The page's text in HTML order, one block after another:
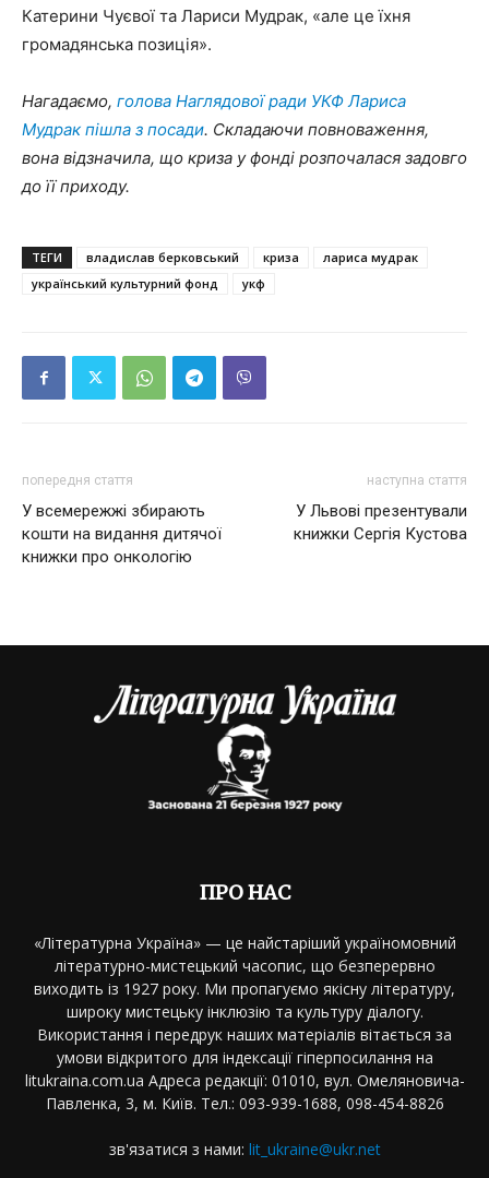
Катерини Чуєвої та Лариси Мудрак, «але це їхня
громадянська позиція».
Нагадаємо, голова Наглядової ради УКФ Лариса
Мудрак пішла з посади. Складаючи повноваження,
вона відзначила, що криза у фонді розпочалася задовго
до її приходу.
ТЕГИ владислав берковський криза
лариса мудрак
український культурний фонд
укф
попередня стаття
У всемережжі збирають
кошти на видання дитячої
книжки про онкологію
наступна стаття
У Львові презентували
книжки Сергія Кустова
ПРО НАС
«Літературна Україна» — це найстаріший україномовний
літературно-мистецький часопис, що безперервно
виходить із 1927 року. Ми пропагуємо якісну літературу,
широку мистецьку інклюзію та культуру діалогу.
Використання і передрук наших матеріалів вітається за
умови відкритого для індексації гіперпосилання на
litukraina.com.ua Адреса редакції: 01010, вул. Омеляновича-
Павленка, 3, м. Київ. Тел.: 093-939-1688, 098-454-8826
зв'язатися з нами: lit_ukraine@ukr.net